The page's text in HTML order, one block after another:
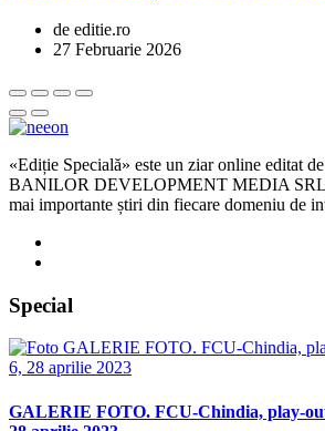
de editie.ro
27 Februarie 2026
«Ediție Specială» este un ziar online editat
BANILOR DEVELOPMENT MEDIA SRL,
mai importante știri din fiecare domeniu de
Special
GALERIE FOTO. FCU-Chindia, play-